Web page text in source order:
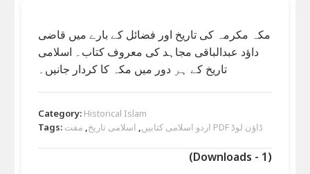
مکہ مکرمہ کی تاریخ اور فضائل کے بارے میں قاضی
داؤد عبدالباقی مجاہد کی معروف کتاب۔ اسلامی
تاریخ کے ہر دور میں مکہ کا کردار جانیں۔
Category: Historical Islam
Tags:
اردو اسلامی کتابیں, اسلامی تاریخ, مفت PDF ڈاؤن لوڈ
(Downloads - 1)